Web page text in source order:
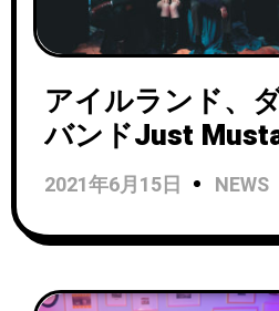
アイルランド、
バンドJust
アルバム『Heart
リース！アルバ
のMVを公開！
2021年6月15日 NEWS